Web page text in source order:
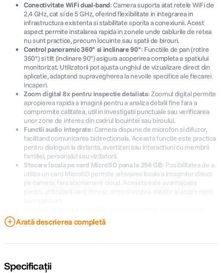
Conectivitate WiFi dual-band: Camera suporta atat retele WiFi de
2,4 GHz, cat si de 5 GHz, oferind flexibilitate in integrarea in
infrastructura existenta si stabilitate sporita a conexiunii. Acest
aspect permite instalarea rapida in zonele unde cablurile de retea
nu sunt practice, precum locuinte sau spatii de birouri.
Control panoramic 360° si inclinare 90°: Functiile de pan (rotire
360°) si tilt (inclinare 90°) asigura acoperirea completa a spatiului
monitorizat. Utilizatorii pot ajusta unghiul de vizualizare direct din
aplicatie, adaptand supravegherea la nevoile specifice ale fiecarei
incaperi.
Zoom digital 8x pentru inspectie detaliata: Zoomul digital permite
apropierea rapida a imaginii pentru a analiza detalii fine fara a
compromite calitatea, util in investigatii punctuale sau verificarea
unor zone de interes din cadrul locuintei sau biroului.
Functii audio integrate: Camera dispune de microfon si difuzor,
facilitand comunicarea bidirectionala. Aceasta functie este practica
pentru dialoguri la distanta, avertizari sau interactiuni cu membrii
familiei, personalul sau vizitatorii.
Stocare locala pe card MicroSD pana la 256 GB: Posibilitatea de a
utiliza un card MicroSD permite arhivarea locala a imaginilor direct
pe camera, fara abonament cloud. Aceasta este avantajoasa
pentru utilizatorii care doresc control asupra datelor si acces rapid
dibluri) si alimentarea prin adaptor USB (5V 1A) fac instalarea
simpla atat pe perete cat si pe mobilier. Aceasta flexibilitate
configuratie.
este proiectat sa functioneze intre -10°C si 60°C, asigurand
Arată descrierea completă
Specificații